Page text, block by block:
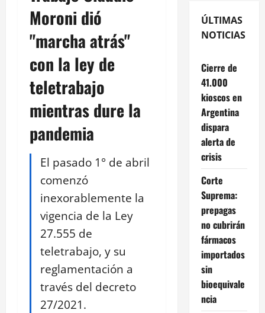
Moroni dió
"marcha atrás"
con la ley de
teletrabajo
mientras dure la
pandemia
El pasado 1° de abril
comenzó
inexorablemente la
vigencia de la Ley
27.555 de
teletrabajo, y su
reglamentación a
través del decreto
27/2021.
ÚLTIMAS
NOTICIAS
Cierre de
41.000
kioscos en
Argentina
dispara
alerta de
crisis
Corte
Suprema:
prepagas
no cubrirán
fármacos
importados
sin
bioequivale
ncia